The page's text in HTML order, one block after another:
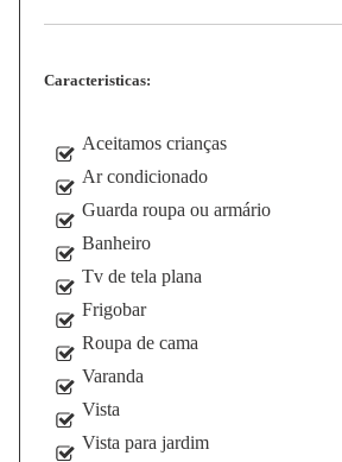
Caracteristicas:
Aceitamos crianças
Ar condicionado
Guarda roupa ou armário
Banheiro
Tv de tela plana
Frigobar
Roupa de cama
Varanda
Vista
Vista para jardim